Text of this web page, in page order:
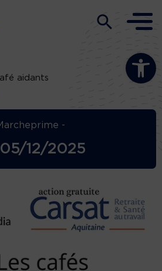
Ouvrir la
aidants
-
05/12/2025